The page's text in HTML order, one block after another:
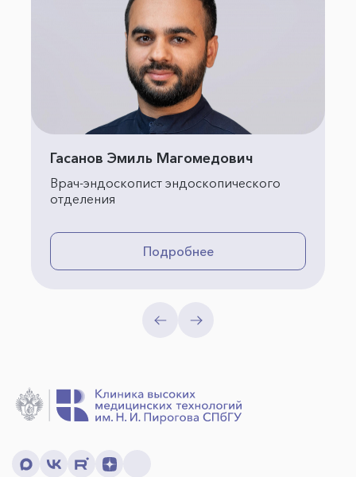
Гасанов Эмиль Магомедович
Врач-эндоскопист эндоскопического
отделения
Подробнее